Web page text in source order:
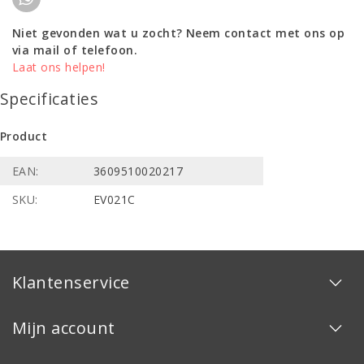
Niet gevonden wat u zocht? Neem contact met ons op
via mail of telefoon.
Laat ons helpen!
Specificaties
Product
EAN:
3609510020217
SKU:
EV021C
Klantenservice
Mijn account